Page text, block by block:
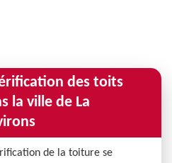
des toits
la ville de La
de la toiture se